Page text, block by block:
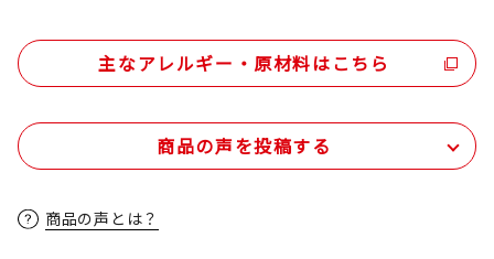
主なアレルギー・原材料はこちら
商品の声を投稿する
商品の声とは？